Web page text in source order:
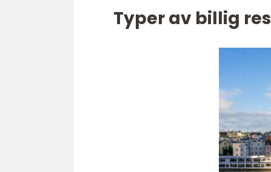
Typer av billig